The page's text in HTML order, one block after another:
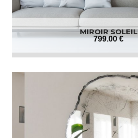
MIROIR SOLEIL
799.00 €